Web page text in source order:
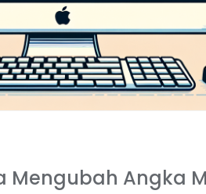
Mengubah Angka